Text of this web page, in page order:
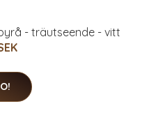
- träutseende - vitt